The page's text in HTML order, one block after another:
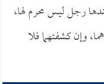
رجل ليس محرم لها،
وإن كشفتهما فلا